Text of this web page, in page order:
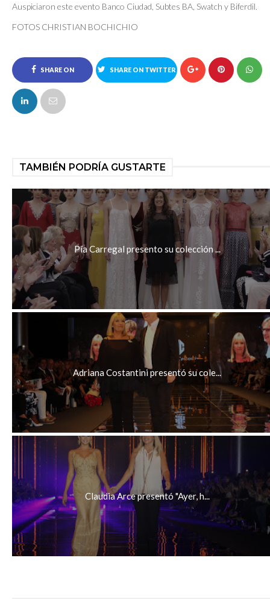
Auspiciaron este evento Banco Ciudad, Subtes BA, Swatch y Biferdil.
​FOTOS CHRISTIAN BOCHICHIO​
SHARE ON
FACEBOOK
SHARE ON TWITTER
TAMBIÉN PODRÍA GUSTARTE
Pía Carregal presento su colección ...
Adriana Costantini presentó su cole...
Claudia Arce presentó "Ayer, h...